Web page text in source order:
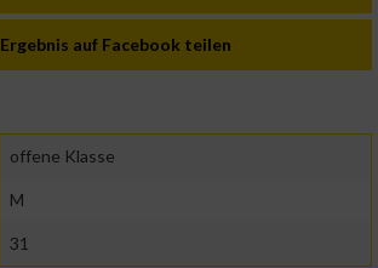
Ergebnis auf Facebook teilen
offene Klasse
M
31